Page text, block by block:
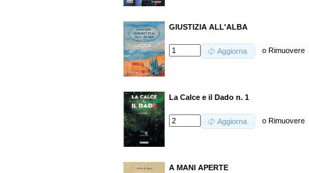
GIUSTIZIA ALL'ALBA
Aggiorna oRimuovere
La Calce e il Dado n. 1
Aggiorna oRimuovere
A MANI APERTE